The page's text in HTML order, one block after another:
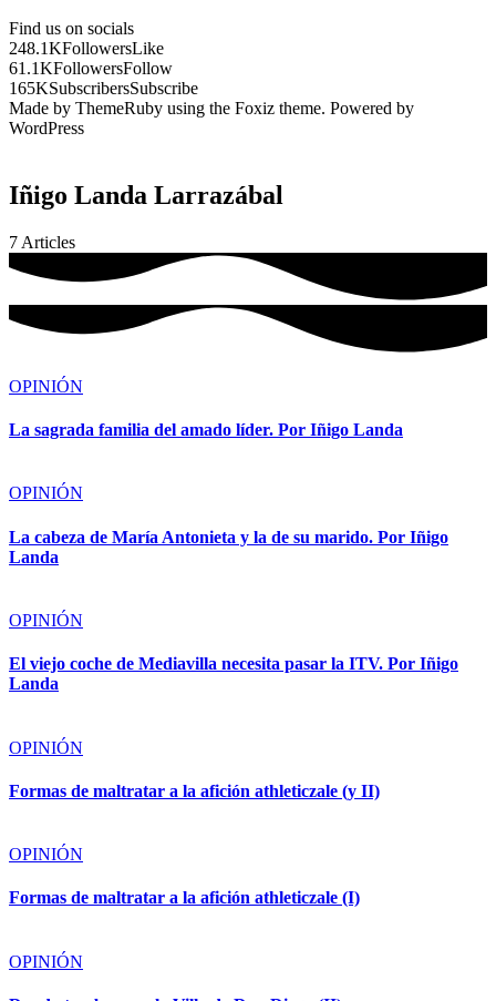
Find us on socials
248.1KFollowersLike
61.1KFollowersFollow
165KSubscribersSubscribe
Made by ThemeRuby using the Foxiz theme. Powered by
WordPress
Iñigo Landa Larrazábal
7 Articles
OPINIÓN
La sagrada familia del amado líder. Por Iñigo Landa
OPINIÓN
La cabeza de María Antonieta y la de su marido. Por Iñigo
Landa
OPINIÓN
El viejo coche de Mediavilla necesita pasar la ITV. Por Iñigo
Landa
OPINIÓN
Formas de maltratar a la afición athleticzale (y II)
OPINIÓN
Formas de maltratar a la afición athleticzale (I)
OPINIÓN